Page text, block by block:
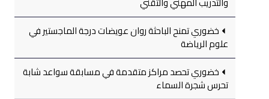
خضوري تمنح الباحثة روان عويضات درجة الماجستير في
علوم الرياضة
خضوري تحصد مراكز متقدمة في مسابقة سواعد شابة
تحرس شجرة السماء